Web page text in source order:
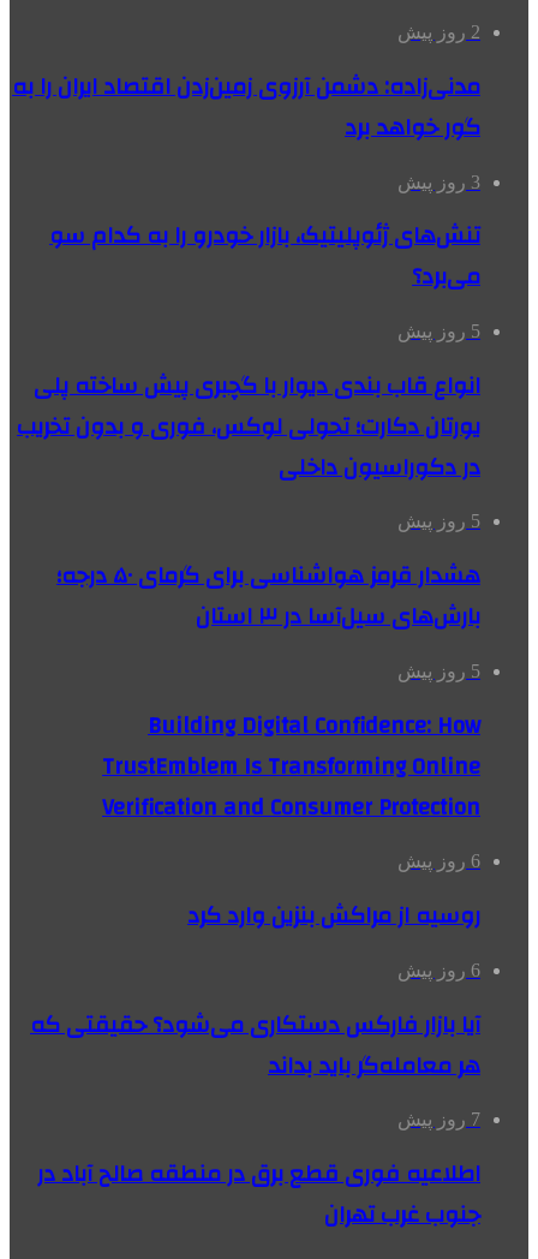
2 روز پیش
مدنی‌زاده: دشمن آرزوی زمین‌زدن اقتصاد ایران را به
گور خواهد برد
3 روز پیش
تنش‌های ژئوپلیتیک، بازار خودرو را به کدام سو
می‌برد؟
5 روز پیش
انواع قاب بندی دیوار با گچبری پیش ساخته پلی
یورتان دکارت؛ تحولی لوکس، فوری و بدون تخریب
در دکوراسیون داخلی
5 روز پیش
هشدار قرمز هواشناسی برای گرمای ۵۰ درجه؛
بارش‌های سیل‌آسا در ۳ استان
5 روز پیش
Building Digital Confidence: How
TrustEmblem Is Transforming Online
Verification and Consumer Protection
6 روز پیش
روسیه از مراکش بنزین وارد کرد
6 روز پیش
آیا بازار فارکس دستکاری می‌شود؟ حقیقتی که
هر معامله‌گر باید بداند
7 روز پیش
اطلاعیه فوری قطع برق در منطقه صالح آباد در
جنوب غرب تهران